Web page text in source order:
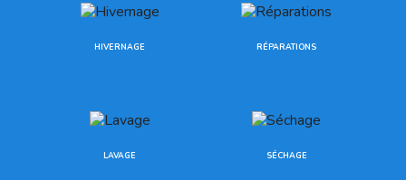
HIVERNAGE RÉPARATIONS
LAVAGE SÉCHAGE